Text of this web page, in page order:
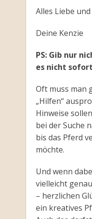
Alles Liebe
Deine Kenzie
PS: Gib nur
es nicht
Oft muss man
„Hilfen“
Hinweise
bei der Suche
bis das Pferd
möchte.
Und wenn
vielleicht
– herzlichen
ein kreatives